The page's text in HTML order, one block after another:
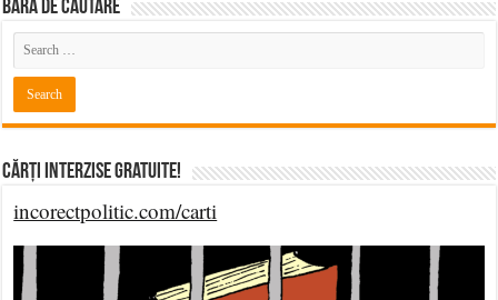
BARĂ DE CĂUTARE
Cărți Interzise Gratuite!
incorectpolitic.com/carti